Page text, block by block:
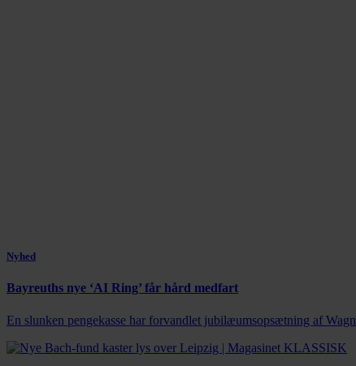
Nyhed
Bayreuths nye ‘AI Ring’ får hård medfart
En slunken pengekasse har forvandlet jubilæumsopsætning af